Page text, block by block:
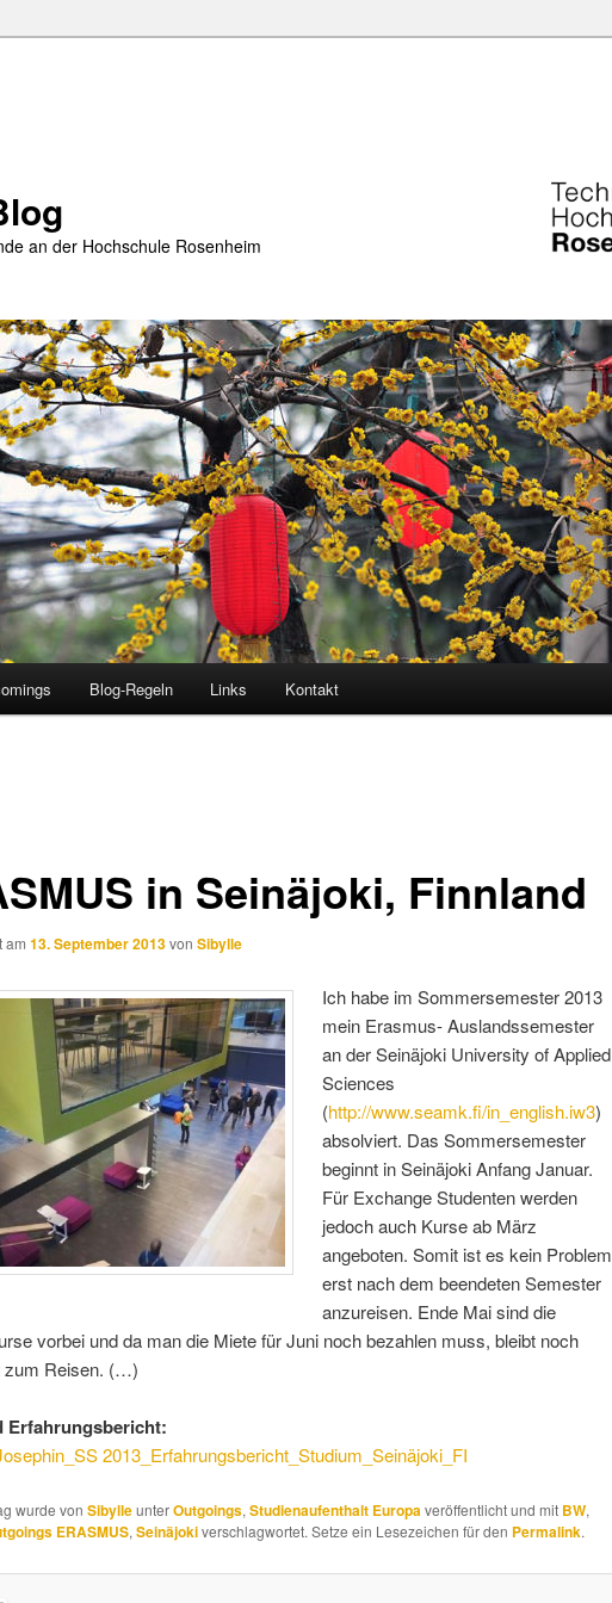
an der Hochschule Rosenheim
Blog-Regeln Links Kontakt
in Seinäjoki, Finnland
am 13. September 2013von Sibylle
Ich habe im Sommersemester 2013
mein Erasmus- Auslandssemester
an der Seinäjoki University of Applied
Sciences
(http://www.seamk.fi/in_english.iw3)
absolviert. Das Sommersemester
beginnt in Seinäjoki Anfang Januar.
Für Exchange Studenten werden
jedoch auch Kurse ab März
angeboten. Somit ist es kein Problem
erst nach dem beendeten Semester
anzureisen. Ende Mai sind die
vorbei und da man die Miete für Juni noch bezahlen muss, bleibt noch
zum Reisen. (…)
Erfahrungsbericht:
2013_Erfahrungsbericht_Studium_Seinäjoki_FI
wurde von SibylleunterOutgoings, Studienaufenthalt Europaveröffentlicht und mit BW,
ERASMUS, Seinäjokiverschlagwortet. Setze ein Lesezeichen für den Permalink.